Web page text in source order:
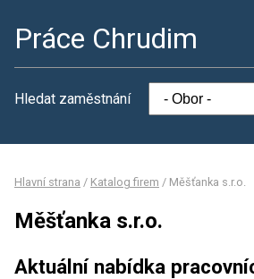
Práce Chrudim
Hledat zaměstnání
Hlavní strana / Katalog firem / Měšťanka s.r.o.
Měšťanka s.r.o.
Aktuální nabídka